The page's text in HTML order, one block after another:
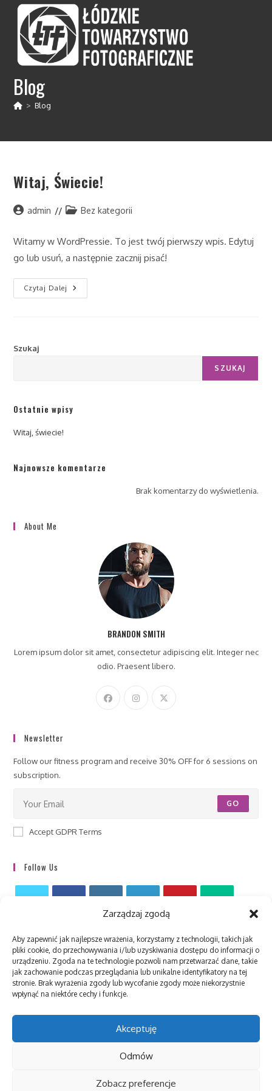
Zarządzaj zgodą
Aby zapewnić jak najlepsze wrażenia, korzystamy z technologii, takich jak
pliki cookie, do przechowywania i/lub uzyskiwania dostępu do informacji o
urządzeniu. Zgoda na te technologie pozwoli nam przetwarzać dane, takie
jak zachowanie podczas przeglądania lub unikalne identyfikatory na tej
stronie. Brak wyrażenia zgody lub wycofanie zgody może niekorzystnie
wpłynąć na niektóre cechy i funkcje.
Akceptuję
Odmów
Zobacz preferencje
Koniec
Blog
> Blog
Witaj, Świecie!
Postadmin
PostBez kategorii
Witamy w WordPressie. To jest twój pierwszy wpis. Edytuj
go lub usuń, a następnie zacznij pisać!
Czytaj Dalej
Witaj,
Świecie!
Szukaj
SZUKAJ
Ostatnie wpisy
Witaj, świecie!
Najnowsze komentarze
Brak komentarzy do wyświetlenia.
About Me
BRANDON SMITH
Lorem ipsum dolor sit amet, consectetur adipiscing elit. Integer nec
odio. Praesent libero.
Newsletter
Follow our fitness program and receive 30% OFF for 6 sessions on
subscription.
GO
Accept GDPR Terms
Follow Us
Recent Posts